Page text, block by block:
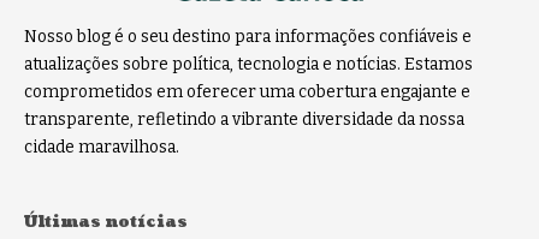
Nosso blog é o seu destino para informações confiáveis e
atualizações sobre política, tecnologia e notícias. Estamos
comprometidos em oferecer uma cobertura engajante e
transparente, refletindo a vibrante diversidade da nossa
cidade maravilhosa.
Últimas notícias